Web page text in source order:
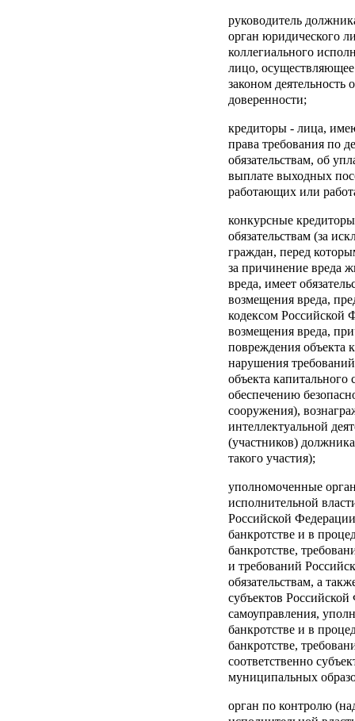
руководитель
орган юридического
коллегиального
лицо,
законом
доверенности;
кредиторы - лица,
права требования по
обязательствам, об
выплате выходных
работающих или
конкурсные кредиторы
обязательствам (за
граждан, перед
за причинение вреда
вреда, имеет
возмещения вреда,
кодексом Российской
возмещения вреда,
повреждения объекта
нарушения
объекта капитального
обеспечению
сооружения),
интеллектуальной
(участников)
такого участия);
уполномоченные
исполнительной
Российской
банкротстве и в
банкротстве,
и требований
обязательствам, а
субъектов
самоуправления,
банкротстве и в
банкротстве,
соответственно
муниципальных
орган по контролю